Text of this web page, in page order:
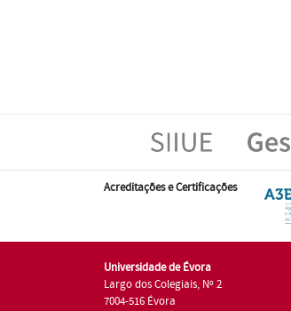
Acreditações e Certificações
Universidade de Évora
Largo dos Colegiais, Nº 2
7004-516 Évora